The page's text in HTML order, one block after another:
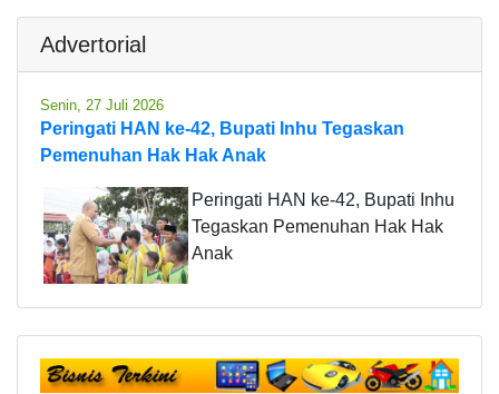
Advertorial
Senin, 27 Juli 2026
Peringati HAN ke-42, Bupati Inhu Tegaskan
Pemenuhan Hak Hak Anak
Peringati HAN ke-42, Bupati Inhu
Tegaskan Pemenuhan Hak Hak
Anak